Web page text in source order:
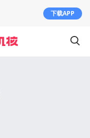
下载APP